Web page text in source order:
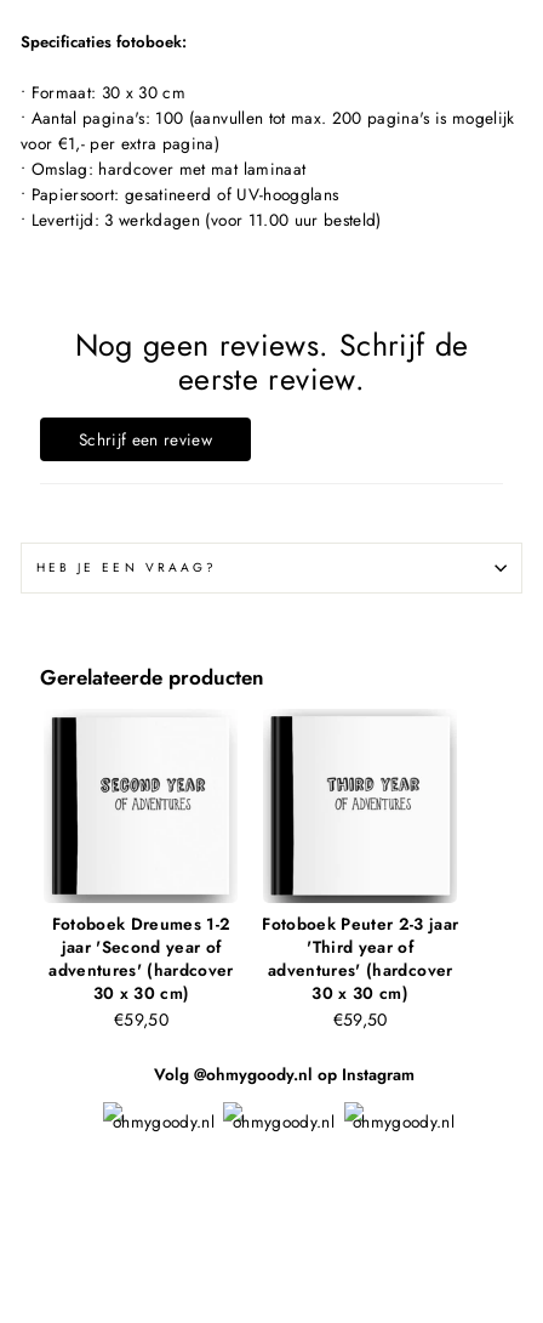
Specificaties fotoboek:
• Formaat: 30 x 30 cm
• Aantal pagina's: 100 (aanvullen tot max. 200 pagina's is mogelijk
voor €1,- per extra pagina)
• Omslag: hardcover met mat laminaat
• Papiersoort: gesatineerd of UV-hoogglans
• Levertijd: 3 werkdagen (voor 11.00 uur besteld)
Nog geen reviews. Schrijf de
eerste review.
Schrijf een review
HEB JE EEN VRAAG?
Gerelateerde producten
Fotoboek Dreumes 1-2
jaar 'Second year of
adventures' (hardcover
30 x 30 cm)
€59,50
Fotoboek Peuter 2-3 jaar
'Third year of
adventures' (hardcover
30 x 30 cm)
€59,50
Volg @ohmygoody.nl op Instagram